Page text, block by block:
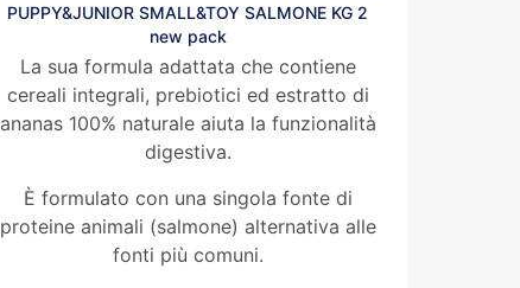
PUPPY&JUNIOR SMALL&TOY SALMONE KG 2
new pack
La sua formula adattata che contiene
cereali integrali, prebiotici ed estratto di
ananas 100% naturale aiuta la funzionalità
digestiva.
È formulato con una singola fonte di
proteine animali (salmone) alternativa alle
fonti più comuni.